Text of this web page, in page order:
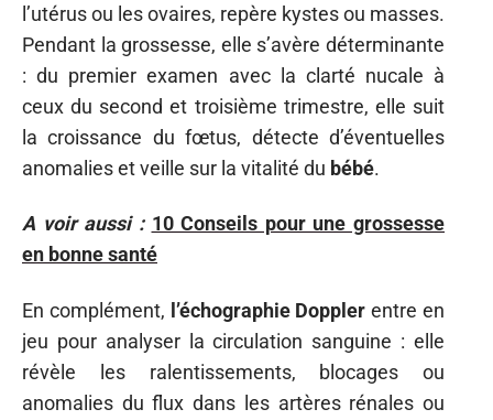
l’utérus ou les ovaires, repère kystes ou masses.
Pendant la grossesse, elle s’avère déterminante
: du premier examen avec la clarté nucale à
ceux du second et troisième trimestre, elle suit
la croissance du fœtus, détecte d’éventuelles
anomalies et veille sur la vitalité du bébé.
A voir aussi : 10 Conseils pour une grossesse
en bonne santé
En complément, l’échographie Doppler entre en
jeu pour analyser la circulation sanguine : elle
révèle les ralentissements, blocages ou
anomalies du flux dans les artères rénales ou